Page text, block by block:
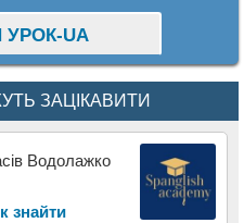
UA
ЗАЦІКАВИТИ
Водолажко
знайти